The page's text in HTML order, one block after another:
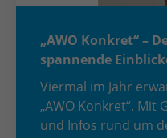
„AWO Konkret“ –
spannende
Viermal im Jahr
„AWO Konkret“. Mit
und Infos rund um